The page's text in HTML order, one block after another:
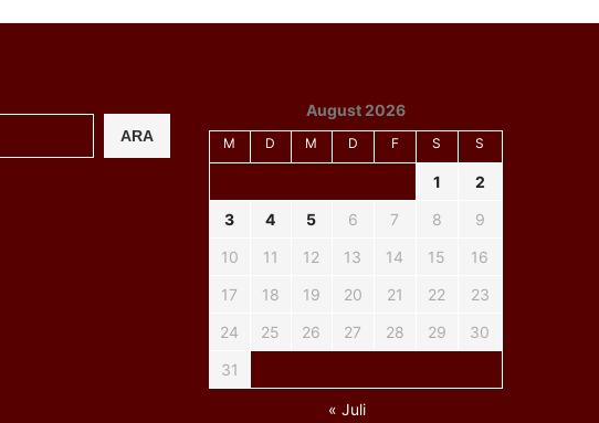
ARA
August 2026
M D M D F S S
1
2
3
4 5 6 7 8
9
10
11 12 13 14 15
16
17
18 19 20 21 22
23
24
25 26 27 28 29
30
31
« Juli